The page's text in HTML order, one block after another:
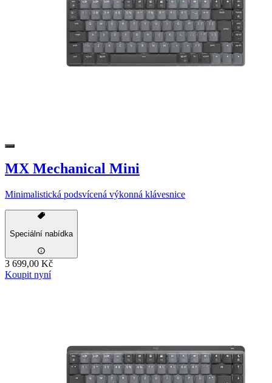
MX Mechanical Mini
Minimalistická podsvícená výkonná klávesnice
Speciální nabídka
3 699,00 Kč
Koupit nyní